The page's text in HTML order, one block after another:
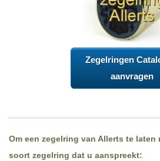
Zegelringen
aanvragen
Om een zegelring van Allerts te laten
soort zegelring dat u aanspreekt: